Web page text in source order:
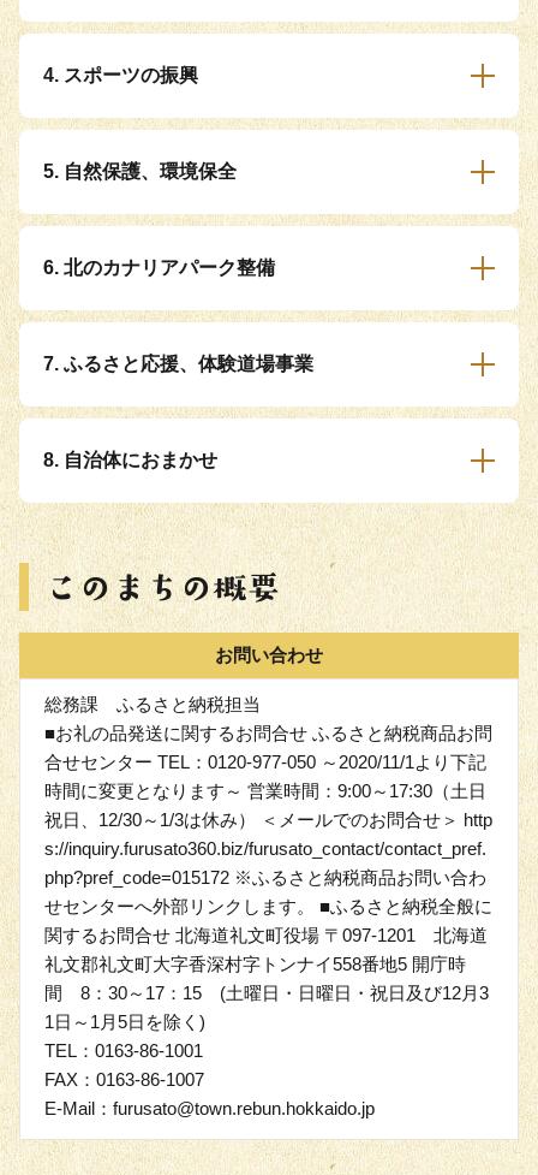
4. スポーツの振興
5. 自然保護、環境保全
6. 北のカナリアパーク整備
7. ふるさと応援、体験道場事業
8. 自治体におまかせ
お問い合わせ
総務課 ふるさと納税担当
■お礼の品発送に関するお問合せ ふるさと納税商品お問
合せセンター TEL：0120-977-050 ～2020/11/1より下記
時間に変更となります～ 営業時間：9:00～17:30（土日
祝日、12/30～1/3は休み） ＜メールでのお問合せ＞ http
s://inquiry.furusato360.biz/furusato_contact/contact_pref.
php?pref_code=015172 ※ふるさと納税商品お問い合わ
せセンターへ外部リンクします。 ■ふるさと納税全般に
関するお問合せ 北海道礼文町役場 〒097-1201 北海道
礼文郡礼文町大字香深村字トンナイ558番地5 開庁時
間 8：30～17：15 (土曜日・日曜日・祝日及び12月3
1日～1月5日を除く)
TEL：0163-86-1001
FAX：0163-86-1007
E-Mail：furusato@town.rebun.hokkaido.jp